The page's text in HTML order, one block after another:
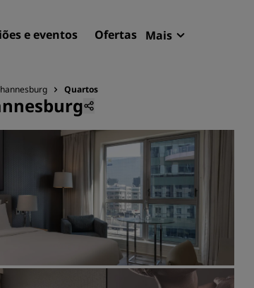
e eventos Ofertas Mais
Destinos
Resorts
Apartamentos com serviços
Hotéis de aeroportos
Novos e futuros hotéis
Reuniões e eventos
Quartos